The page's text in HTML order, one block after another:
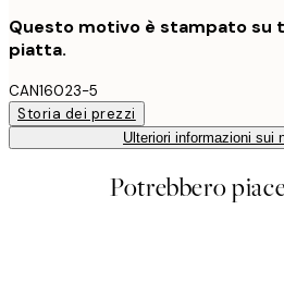
Questo motivo è stampato su
piatta.
CAN16023-5
Storia dei prezzi
Ulteriori informazioni sui
Potrebbero